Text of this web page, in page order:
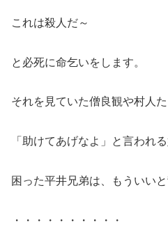
これは殺人だ～
と必死に命乞いをします。
それを見ていた僧良観や村人た
「助けてあげなよ」と言われる
困った平井兄弟は、もういい
・・・・・・・・・・